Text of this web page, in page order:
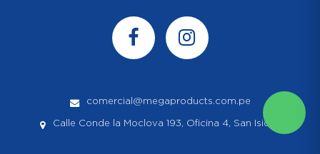
comercial@megaproducts.com.pe
Calle Conde la Moclova 193, Oficina 4, San Isidro